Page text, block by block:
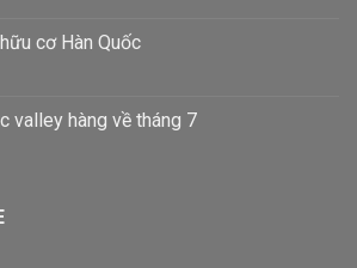
cơ Hàn Quốc
valley hàng về tháng 7